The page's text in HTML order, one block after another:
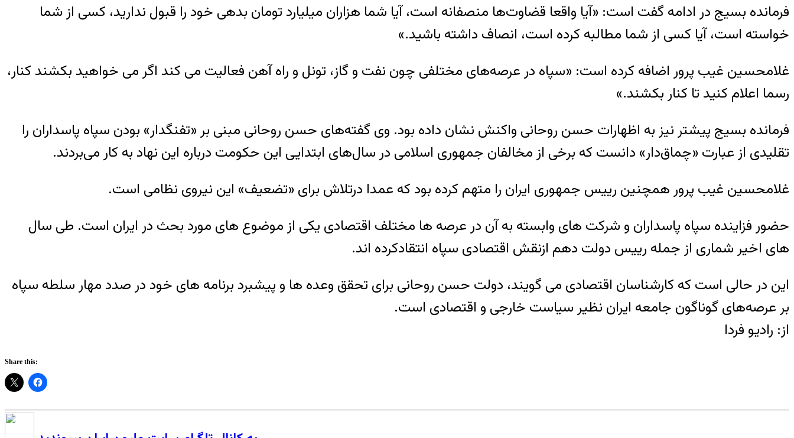
فرمانده بسیج در ادامه گفت است: «آیا واقعا قضاوت‌ها منصفانه است، آیا شما هزاران میلیارد تومان بدهی خود را قبول ندارید، کسی از شما
خواسته است، آیا کسی از شما مطالبه کرده است، انصاف داشته باشید.»
غلامحسین غیب پرور اضافه کرده است: «سپاه در عرصه‌های مختلفی چون نفت و گاز، تونل و راه آهن فعالیت می کند اگر می خواهید بکشند کنار،
رسما اعلام کنید تا کنار بکشند.»
فرمانده بسیج پیشتر نیز به اظهارات حسن روحانی واکنش نشان داده بود. وی گفته‌های حسن روحانی مبنی بر «تفنگدار» بودن سپاه پاسداران را
تقلیدی از عبارت «چماق‌دار» دانست که برخی از مخالفان جمهوری اسلامی در سال‌های ابتدایی این حکومت درباره این نهاد به کار می‌بردند.
غلامحسین غیب پرور همچنین رییس جمهوری ایران را متهم کرده بود که عمدا درتلاش برای «تضعیف» این نیروی نظامی است.
حضور فزاینده سپاه پاسداران و شرکت های وابسته به آن در عرصه ها مختلف اقتصادی یکی از موضوع های مورد بحث در ایران است. طی سال
های اخیر شماری از جمله رییس دولت دهم ازنقش اقتصادی سپاه انتقادکرده اند.
این در حالی است که کارشناسان اقتصادی می گویند، دولت حسن روحانی برای تحقق وعده ها و پیشبرد برنامه های خود در صدد مهار سلطه سپاه
بر عرصه‌های گوناگون جامعه ایران نظیر سیاست خارجی و اقتصادی است.
از: رادیو فردا
Share this: